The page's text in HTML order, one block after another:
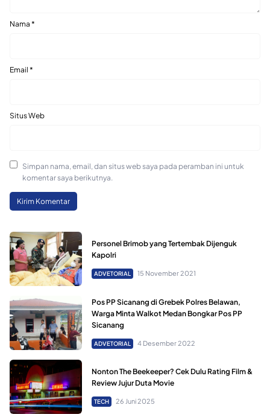
Nama *
Email *
Situs Web
Simpan nama, email, dan situs web saya pada peramban ini untuk
komentar saya berikutnya.
Personel Brimob yang Tertembak Dijenguk
Kapolri
ADVETORIAL 15 November 2021
Pos PP Sicanang di Grebek Polres Belawan,
Warga Minta Walkot Medan Bongkar Pos PP
Sicanang
ADVETORIAL 4 Desember 2022
Nonton The Beekeeper? Cek Dulu Rating Film &
Review Jujur Duta Movie
TECH 26 Juni 2025